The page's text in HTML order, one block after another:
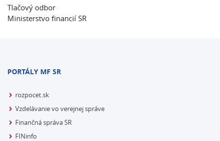
Tlačový odbor
Ministerstvo financií SR
PORTÁLY MF SR
rozpocet.sk
Vzdelávanie vo verejnej správe
Finančná správa SR
FINinfo